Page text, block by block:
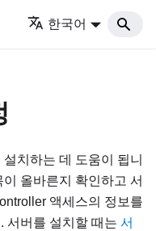
한국어
치하는 데 도움이 됩니
올바른지 확인하고 서
액세스의 정보를
서버를 설치할 때는 서